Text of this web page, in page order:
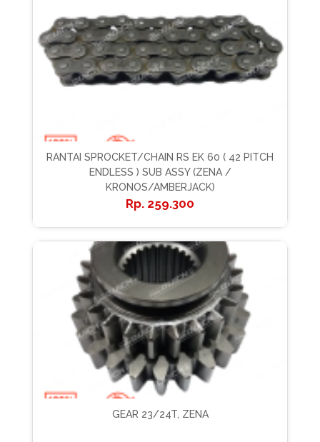
RANTAI SPROCKET/CHAIN RS EK 60 ( 42 PITCH
ENDLESS ) SUB ASSY (ZENA /
KRONOS/AMBERJACK)
259.300
GEAR 23/24T, ZENA